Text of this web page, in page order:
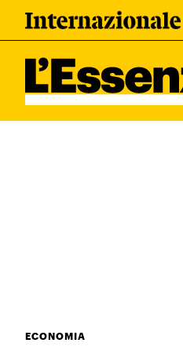
Leggi Internazionale
Newsletter
ECONOMIA